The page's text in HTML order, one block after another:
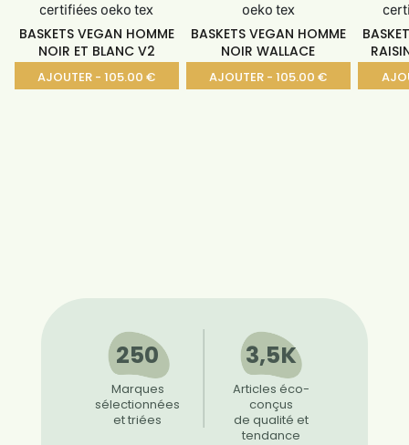
BASKETS VEGAN HOMME
NOIR ET BLANC V2
AJOUTER - 105.00 €
BASKETS VEGAN HOMME
NOIR WALLACE
AJOUTER - 105.00 €
250
Marques
sélectionnées
et triées
3,5K
Articles éco-
conçus
de qualité et
tendance